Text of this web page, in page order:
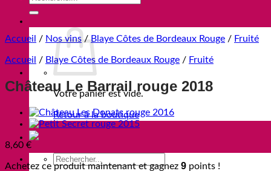
Votre panier est vide.
Retour à la boutique
Recherche
Accueil / Nos vins / Blaye Côtes de Bordeaux Rouge / Fruité
Accueil / Blaye Côtes de Bordeaux Rouge / Fruité
Château Le Barrail rouge 2018
8,60 €
Achetez ce produit maintenant et gagnez 9 points !